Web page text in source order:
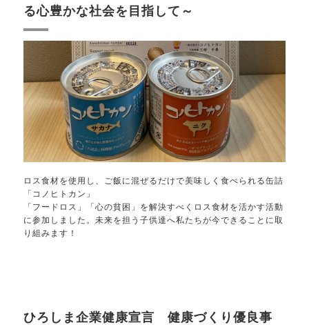
る心豊かな社会を目指して～
ロス食材を使用し、ご飯に混ぜるだけで美味しく食べられる缶詰
「コノヒトカン」
「フードロス」「心の貧困」を解決すべくロス食材を活かす活動
に参加しました。未来を担う子供達へ私たちが今できることに取
り組みます！
ひろしま企業健康宣言 健康づくり優良事